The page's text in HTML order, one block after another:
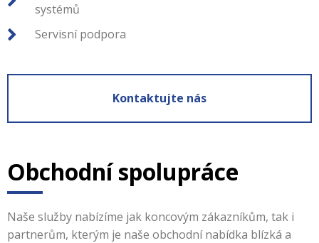
systémů
Servisní podpora
Kontaktujte nás
Obchodní spolupráce
Naše služby nabízíme jak koncovým zákazníkům, tak i
partnerům, kterým je naše obchodní nabídka blízká a